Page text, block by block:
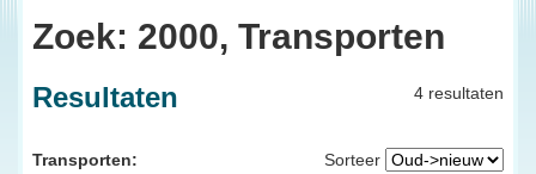
Zoek: 2000, Transporten
4 resultaten
Resultaten
Sorteer
Transporten: